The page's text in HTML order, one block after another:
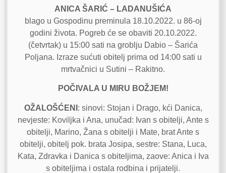
ANICA ŠARIĆ – LADANUŠIĆA
blago u Gospodinu preminula 18.10.2022. u 86-oj
godini života. Pogreb će se obaviti 20.10.2022.
(četvrtak) u 15:00 sati na groblju Dabio – Šarića
Poljana. Izraze sućuti obitelj prima od 14:00 sati u
mrtvačnici u Sutini – Rakitno.
POČIVALA U MIRU BOŽJEM!
OŽALOŠĆENI : sinovi: Stojan i Drago, kći Danica,
nevjeste: Koviljka i Ana, unučad: Ivan s obitelji, Ante s
obitelji, Marino, Žana s obitelji i Mate, brat Ante s
obitelji, obitelj pok. brata Josipa, sestre: Stana, Luca,
Kata, Zdravka i Danica s obiteljima, zaove: Anica i Iva
s obiteljima i ostala rodbina i prijatelji.